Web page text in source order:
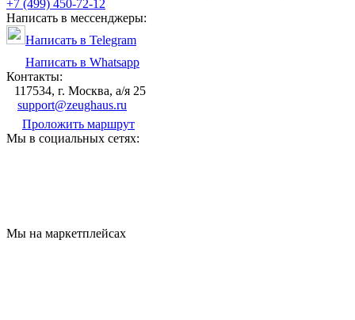
+7 (499) 450-72-12
Написать в мессенджеры:
Написать в Telegram
Написать в Whatsapp
Контакты:
117534, г. Москва, а/я 25
support@zeughaus.ru
Проложить маршрут
Мы в социальных сетях:
Мы на маркетплейсах